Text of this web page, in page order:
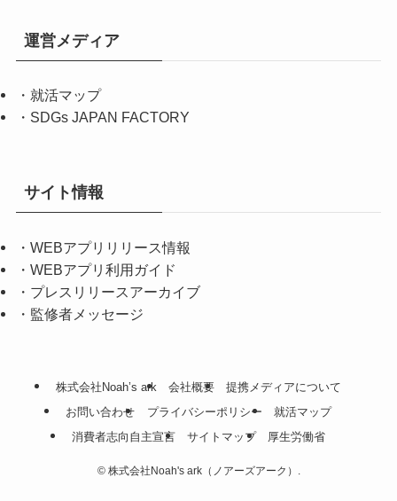
運営メディア
・ 就活マップ
・ SDGs JAPAN FACTORY
サイト情報
・ WEBアプリリリース情報
・ WEBアプリ利用ガイド
・ プレスリリースアーカイブ
・ 監修者メッセージ
株式会社Noah’s ark 会社概要
提携メディアについて
お問い合わせ
プライバシーポリシー
就活マップ
消費者志向自主宣言
サイトマップ 厚生労働省
©株式会社Noah's ark（ノアーズアーク）.